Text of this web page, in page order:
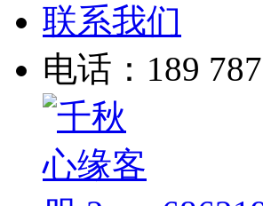
联系我们
电话：189